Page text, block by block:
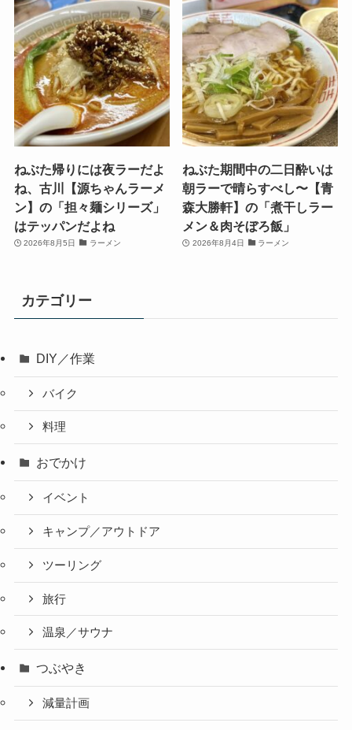
ねぶた帰りには夜ラーだよ
ね、古川【源ちゃんラーメ
ン】の「担々麺シリーズ」
はテッパンだよね
2026年8月5日 ラーメン
ねぶた期間中の二日酔いは
朝ラーで晴らすべし〜【青
森大勝軒】の「煮干しラー
メン＆肉そぼろ飯」
2026年8月4日 ラーメン
カテゴリー
DIY／作業
バイク
料理
おでかけ
イベント
キャンプ／アウトドア
ツーリング
旅行
温泉／サウナ
つぶやき
減量計画